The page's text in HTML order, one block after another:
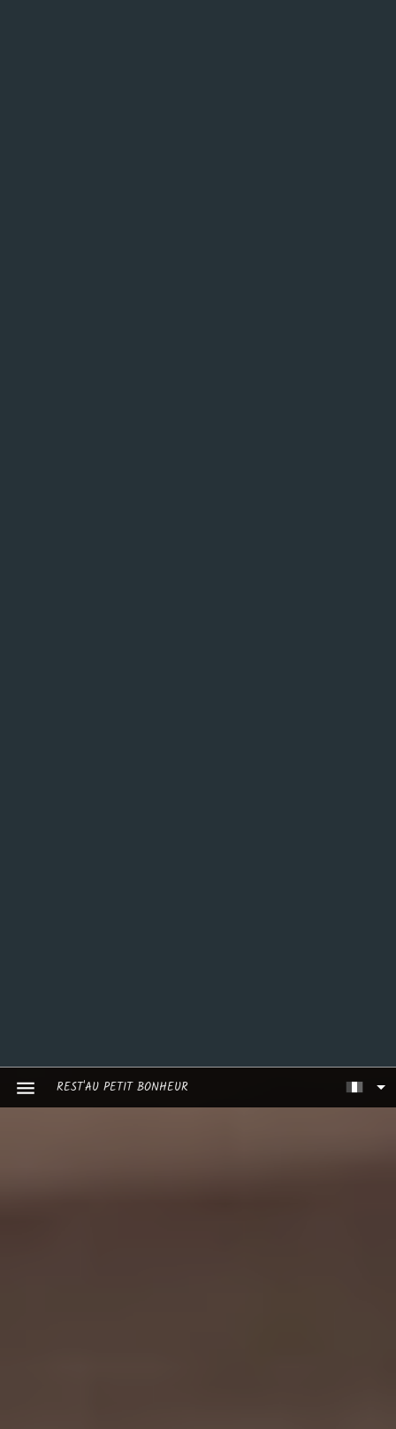
REST'AU PETIT BONHEUR